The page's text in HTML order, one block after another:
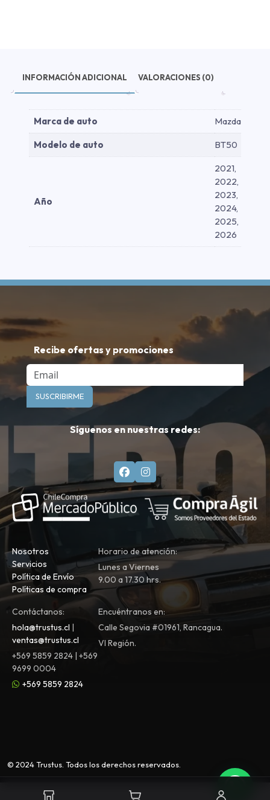
cantidad
INFORMACIÓN ADICIONAL VALORACIONES (0)
Marca de auto Mazda
Modelo de auto BT50
Año
2021,
2022,
2023,
2024,
2025,
2026
Recibe ofertas y promociones
Email
SUSCRIBIRME
Síguenos en nuestras redes:
Nosotros
Servicios
Política de Envío
Políticas de compra
Horario de atención:
Lunes a Viernes
9.00 a 17.30 hrs.
Contáctanos:
hola@trustus.cl |
ventas@trustus.cl
+569 5859 2824 | +569
9699 0004
+569 5859 2824
Encuéntranos en:
Calle Segovia #01961, Rancagua.
VI Región.
© 2024 Trustus. Todos los derechos reservados.